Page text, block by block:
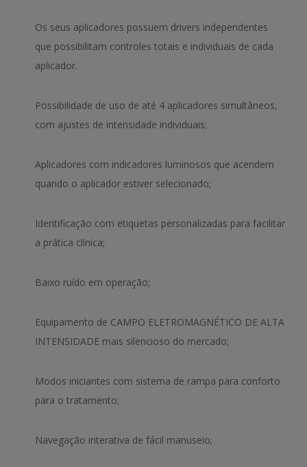
Os seus aplicadores possuem drivers independentes
que possibilitam controles totais e individuais de cada
aplicador.
Possibilidade de uso de até 4 aplicadores simultâneos,
com ajustes de intensidade individuais;
Aplicadores com indicadores luminosos que acendem
quando o aplicador estiver selecionado;
Identificação com etiquetas personalizadas para facilitar
a prática clínica;
Baixo ruído em operação;
Equipamento de CAMPO ELETROMAGNÉTICO DE ALTA
INTENSIDADE mais silencioso do mercado;
Modos iniciantes com sistema de rampa para conforto
para o tratamento;
Navegação interativa de fácil manuseio;